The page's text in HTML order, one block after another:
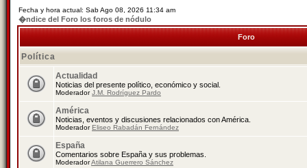
Fecha y hora actual: Sab Ago 08, 2026 11:34 am
�ndice del Foro los foros de nódulo
Foro
Política
Actualidad
Noticias del presente político, económico y social.
ModeradorJ.M. Rodríguez Pardo
América
Noticias, eventos y discusiones relacionados con América.
ModeradorEliseo Rabadán Fernández
España
Comentarios sobre España y sus problemas.
ModeradorAtilana Guerrero Sánchez